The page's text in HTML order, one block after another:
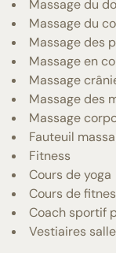
Massage du
Massage du
Massage des
Massage en
Massage
Massage des
Massage
Fauteuil
Fitness
Cours de yoga
Cours de
Coach sportif
Vestiaires